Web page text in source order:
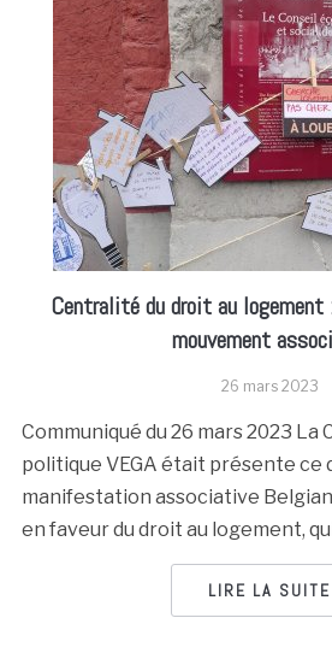
Centralité du droit au logement
mouvement
26 mars 2023
Communiqué du 26 mars 2023 La
politique VEGA était présente ce
manifestation associative
en faveur du droit au logement,
LIRE LA SUITE